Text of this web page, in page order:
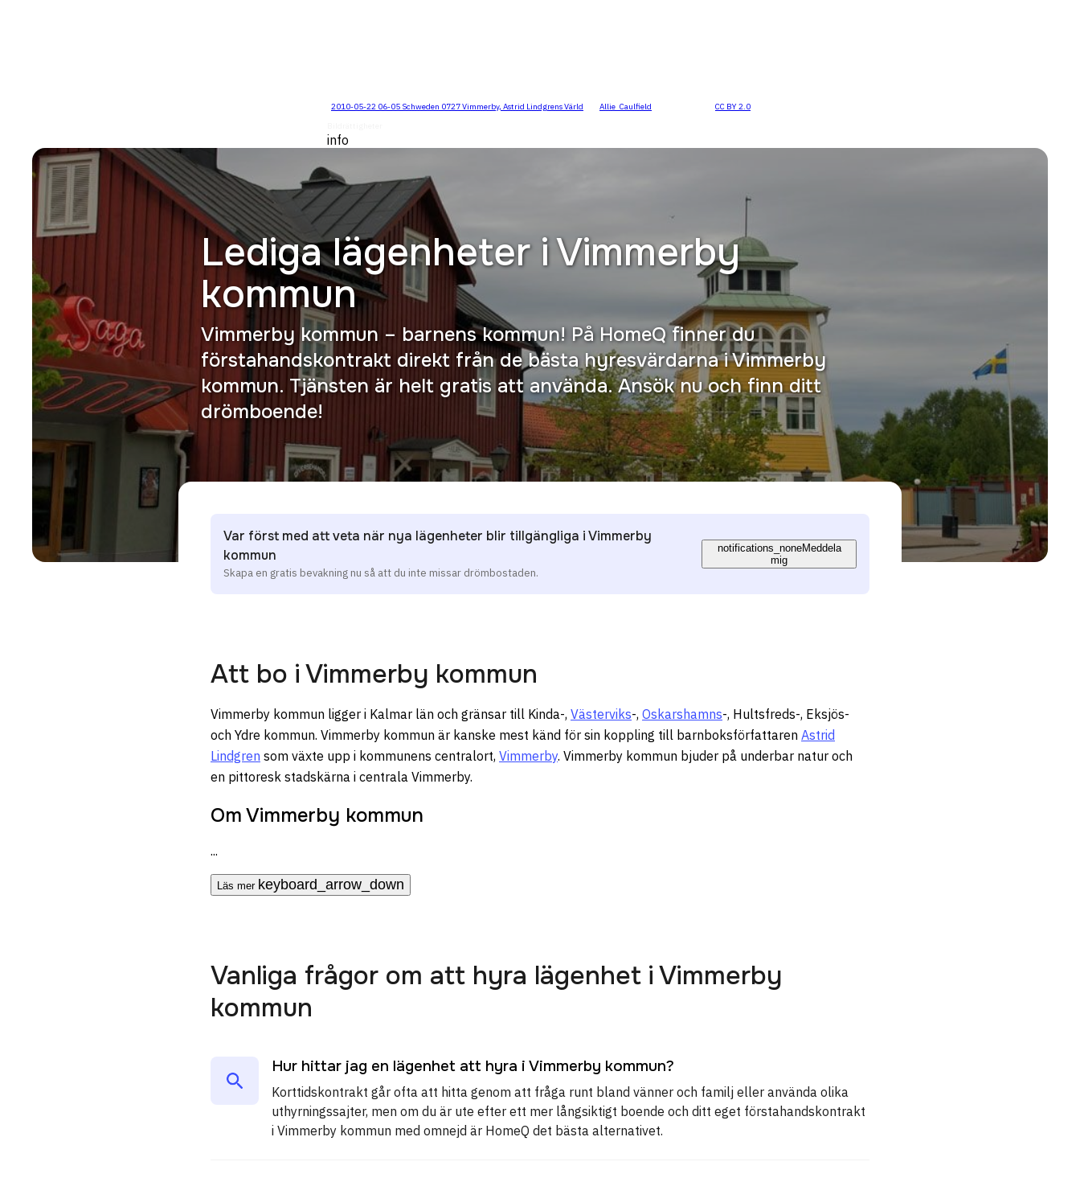
2010-05-22 06-05 Schweden 0727 Vimmerby, Astrid Lindgrens Värld Allie_Caulfield CC BY 2.0
info
Lediga lägenheter iVimmerby
kommun
Vimmerby kommun – barnens kommun! På HomeQ finner du
förstahandskontrakt direkt från de bästa hyresvärdarna i Vimmerby
kommun. Tjänsten är helt gratis att använda. Ansök nu och finn ditt
drömboende!
Var först med att veta när nya lägenheter blir tillgängliga i Vimmerby
kommun
Skapa en gratis bevakning nu så att du inte missar drömbostaden.
notifications_noneMeddela
mig
Att bo iVimmerby kommun
Vimmerby kommun ligger i Kalmar län och gränsar till Kinda-, Västerviks-, Oskarshamns-, Hultsfreds-, Eksjös-
och Ydre kommun. Vimmerby kommun är kanske mest känd för sin koppling till barnboksförfattaren Astrid
Lindgren som växte upp i kommunens centralort, Vimmerby. Vimmerby kommun bjuder på underbar natur och
en pittoresk stadskärna i centrala Vimmerby.
Om Vimmerby kommun
...
Läs mer keyboard_arrow_down
Vanliga frågor om att hyra lägenhet i Vimmerby
kommun
Hur hittar jag en lägenhet att hyra i Vimmerby kommun?
Korttidskontrakt går ofta att hitta genom att fråga runt bland vänner och familj eller använda olika
uthyrningssajter, men om du är ute efter ett mer långsiktigt boende och ditt eget förstahandskontrakt
i Vimmerby kommun med omnejd är HomeQ det bästa alternativet.